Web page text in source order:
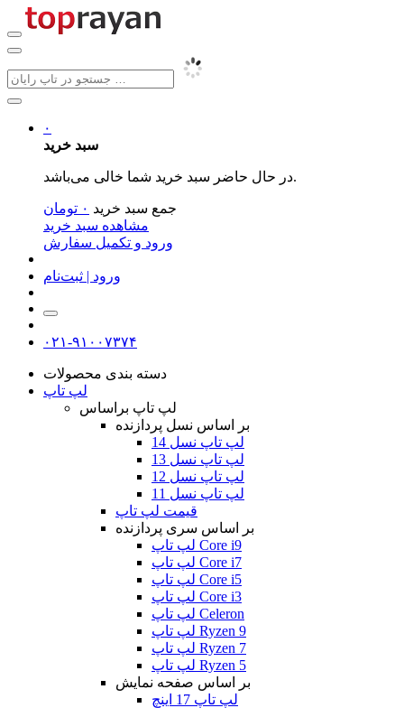
۰
سبد خرید
در حال حاضر سبد خرید شما خالی می‌باشد.
جمع سبد خرید ۰ تومان
مشاهده سبد خرید
ورود و تکمیل سفارش
ورود | ثبت‌نام
۰۲۱-۹۱۰۰۷۳۷۴
دسته بندی محصولات
لپ تاپ
لپ تاپ براساس
بر اساس نسل پردازنده
لپ تاپ نسل 14
لپ تاپ نسل 13
لپ تاپ نسل 12
لپ تاپ نسل 11
قیمت لپ تاپ
بر اساس سری پردازنده
لپ تاپ Core i9
لپ تاپ Core i7
لپ تاپ Core i5
لپ تاپ Core i3
لپ تاپ Celeron
لپ تاپ Ryzen 9
لپ تاپ Ryzen 7
لپ تاپ Ryzen 5
بر اساس صفحه نمایش
لپ تاپ 17 اینچ